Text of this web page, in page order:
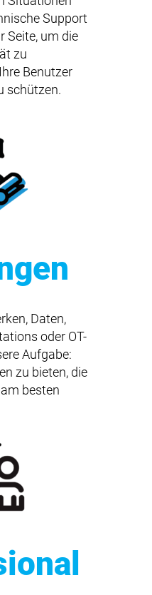
Support
Seite, um die
zu
Benutzer
schützen.
Daten,
oder OT-
Aufgabe:
zu bieten, die
besten